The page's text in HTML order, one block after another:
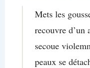
Mets les
recouvre
secoue
peaux se